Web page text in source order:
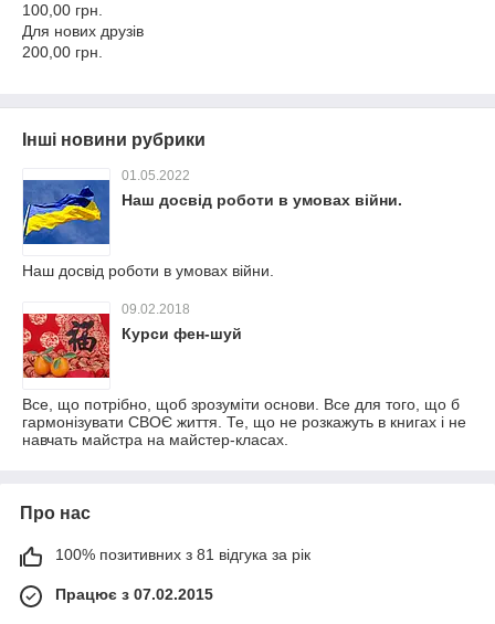
100,00 грн.
Для нових друзів
200,00 грн.
Інші новини рубрики
01.05.2022
Наш досвід роботи в умовах війни.
Наш досвід роботи в умовах війни.
09.02.2018
Курси фен-шуй
Все, що потрібно, щоб зрозуміти основи. Все для того, що б
гармонізувати СВОЄ життя. Те, що не розкажуть в книгах і не
навчать майстра на майстер-класах.
Про нас
100% позитивних з 81 відгука за рік
Працює з 07.02.2015